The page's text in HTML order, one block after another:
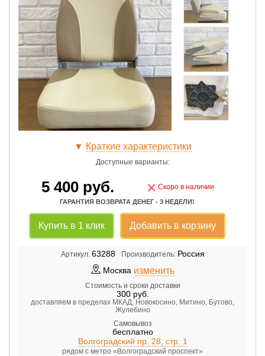
▼ Краткие характеристики
Доступные варианты:
5 400руб. × Скоро в наличии
ГАРАНТИЯ ВОЗВРАТА ДЕНЕГ - 3 НЕДЕЛИ!
Купить в 1 клик Добавить в корзину
Артикул: 63288 Производитель: Россия
Москва изменить
Стоимость и сроки доставки
300руб.
доставляем в пределах МКАД, Новокосино, Митино, Бутово,
Жулебино
Самовывоз
бесплатно
Волгоградский пр. 28, стр. 1
рядом с метро «Волгоградский проспект»